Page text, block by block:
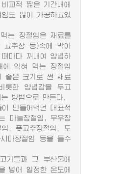
교적 짧은 기간내에
도 많이 가공하고있
장절임은 재료를
고추장 등)속에 박아
마다 꺼내여 양념하
에 익혀 먹는 장절임
좋은 크기로 썬 재료
롯한 양념감을 두고
방법으로 만든다.
만들어먹던 대표적
마늘장절임, 무우장
임, 풋고추장절임, 도
마장절임 등을 들수
들과 그 부산물에
넣어 일정한 온도에